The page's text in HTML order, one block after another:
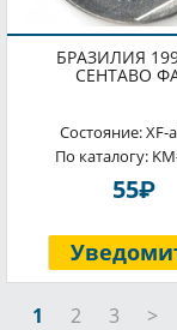
БРАЗИЛИЯ
СЕНТАВО
Состояние: XF-
По каталогу:
55P
1 2 3 >